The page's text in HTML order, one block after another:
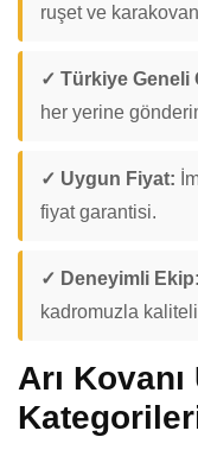
ruşet ve
✓ Türkiye Geneli
her yerine
✓ Uygun Fiyat:
fiyat garantisi.
✓ Deneyimli Ekip:
kadromuzla
Arı